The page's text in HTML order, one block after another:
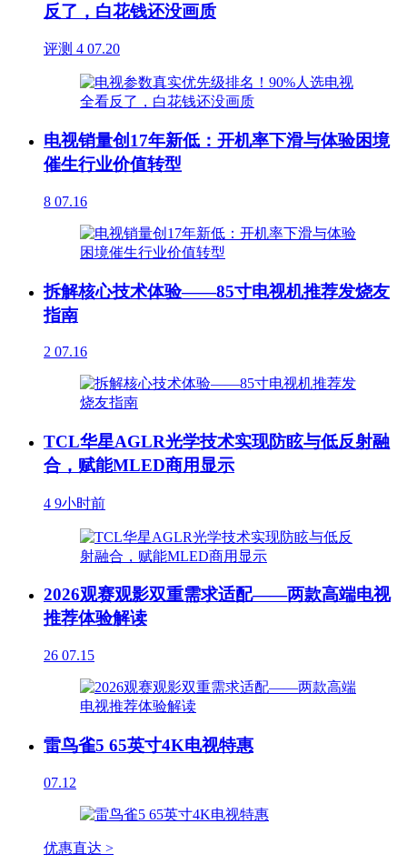
反了，白花钱还没画质
评测 4 07.20
电视销量创17年新低：开机率下滑与体验困境
催生行业价值转型
8 07.16
拆解核心技术体验——85寸电视机推荐发烧友
指南
2 07.16
TCL华星AGLR光学技术实现防眩与低反射融
合，赋能MLED商用显示
4 9小时前
2026观赛观影双重需求适配——两款高端电视
推荐体验解读
26 07.15
雷鸟雀5 65英寸4K电视特惠
07.12
优惠直达 >